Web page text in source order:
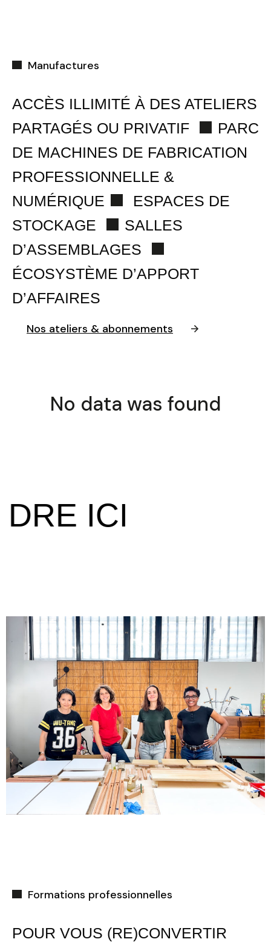
Manufactures
ACCÈS ILLIMITÉ À DES ATELIERS
PARTAGÉS OU PRIVATIF
PARC
DE MACHINES DE FABRICATION
PROFESSIONNELLE &
NUMÉRIQUE
ESPACES DE
STOCKAGE
SALLES
D’ASSEMBLAGES
ÉCOSYSTÈME D’APPORT
D’AFFAIRES
Nos ateliers & abonnements
No data was found
Formations professionnelles
POUR VOUS (RE)CONVERTIR